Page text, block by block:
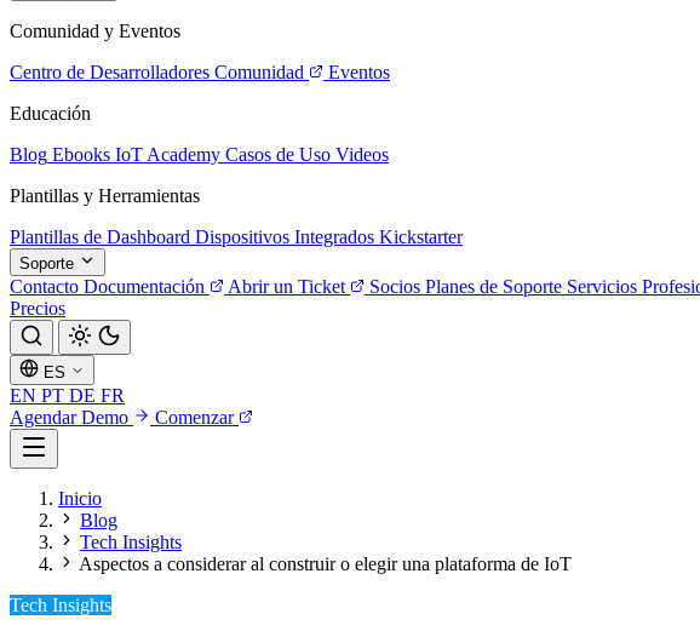
Comunidad y Eventos
Centro de Desarrolladores Comunidad
Eventos
Educación
Blog Ebooks IoT Academy Casos de Uso Videos
Plantillas y Herramientas
Plantillas de Dashboard Dispositivos Integrados Kickstarter
Soporte
Contacto Documentación Abrir un Ticket Socios Planes de Soporte Servicios
Precios
ES
EN PT DE FR
Agendar Demo
Comenzar
Inicio
Blog
Tech Insights
Aspectos a considerar al construir o elegir una plataforma de IoT
Tech Insights